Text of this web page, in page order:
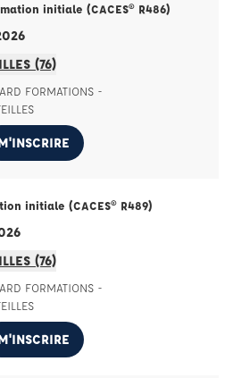
initiale (CACES® R486)
(76)
FORMATIONS -
initiale (CACES® R489)
(76)
FORMATIONS -